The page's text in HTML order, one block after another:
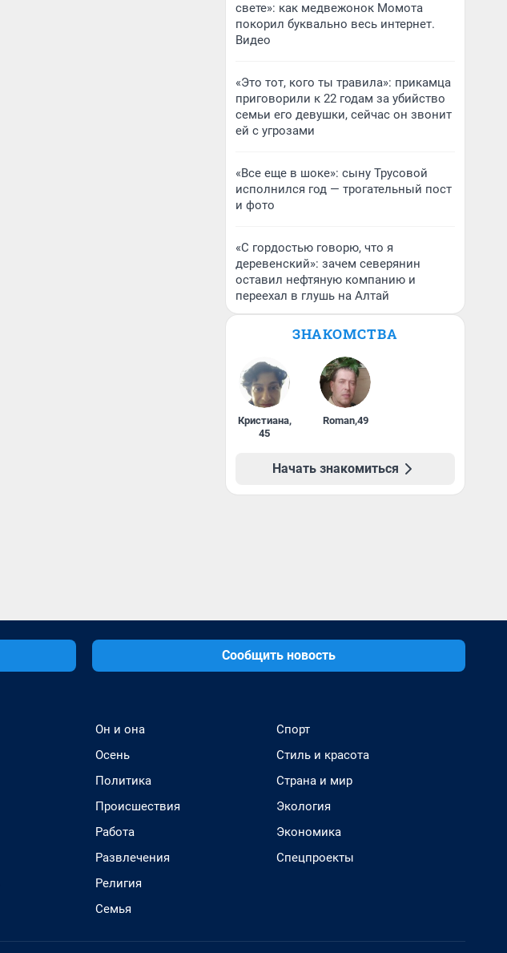
свете»: как медвежонок Момота
покорил буквально весь интернет.
Видео
«Это тот, кого ты травила»: прикамца
приговорили к 22 годам за убийство
семьи его девушки, сейчас он звонит
ей с угрозами
«Все еще в шоке»: сыну Трусовой
исполнился год — трогательный пост
и фото
«С гордостью говорю, что я
деревенский»: зачем северянин
оставил нефтяную компанию и
переехал в глушь на Алтай
ЗНАКОМСТВА
Кристиана,
45
Roman,49
Начать знакомиться
Сообщить новость
Он и она
Осень
Политика
Происшествия
Работа
Развлечения
Религия
Семья
Спорт
Стиль и красота
Страна и мир
Экология
Экономика
Спецпроекты